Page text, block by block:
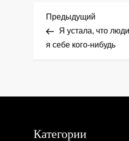
Н
а
а
Предыдущая
запись
Предыдущий
Я устала, что
я себе кого-нибудь
Категории